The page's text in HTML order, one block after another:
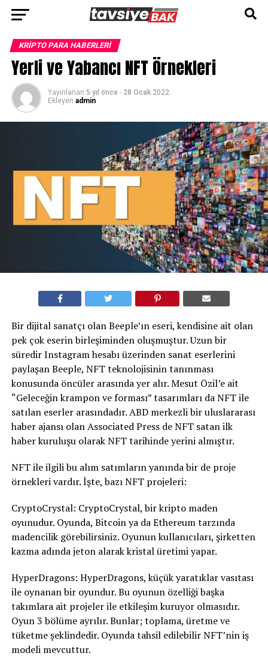
KRIPTO PARA HABERLERI
Yerli ve Yabancı NFT Örnekleri
Yayınlanan 5 yıl önce - 28 Ocak 2022
Ekleyen admin
Bir dijital sanatçı olan Beeple’ın eseri, kendisine ait olan
pek çok eserin birleşiminden oluşmuştur. Uzun bir
süredir Instagram hesabı üzerinden sanat eserlerini
paylaşan Beeple, NFT teknolojisinin tanınması
konusunda öncüler arasında yer alır. Mesut Özil’e ait
“Geleceğin krampon ve forması” tasarımları da NFT ile
satılan eserler arasındadır. ABD merkezli bir uluslararası
haber ajansı olan Associated Press de NFT satan ilk
haber kuruluşu olarak NFT tarihinde yerini almıştır.
NFT ile ilgili bu alım satımların yanında bir de proje
örnekleri vardır. İşte, bazı NFT projeleri:
CryptoCrystal: CryptoCrystal, bir kripto maden
oyunudur. Oyunda, Bitcoin ya da Ethereum tarzında
madencilik görebilirsiniz. Oyunun kullanıcıları, şirketten
kazma adında jeton alarak kristal üretimi yapar.
HyperDragons: HyperDragons, küçük yaratıklar vasıtası
ile oynanan bir oyundur. Bu oyunun özelliği başka
takımlara ait projeler ile etkileşim kuruyor olmasıdır.
Oyun 3 bölüme ayrılır. Bunlar; toplama, üretme ve
tüketme şeklindedir. Oyunda tahsil edilebilir NFT’nin iş
modeli mevcuttur.
Go to mobile version